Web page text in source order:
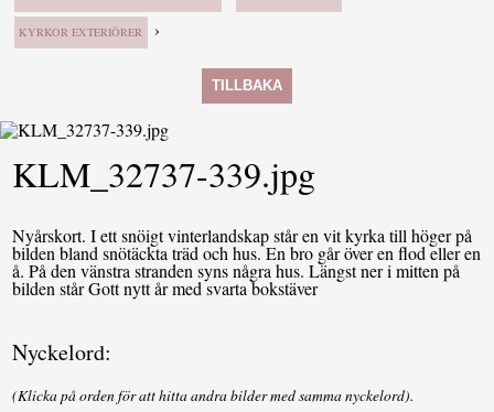
KYRKOR EXTERIÖRER ›
TILLBAKA
KLM_32737-339.jpg
Nyårskort. I ett snöigt vinterlandskap står en vit kyrka till höger på
bilden bland snötäckta träd och hus. En bro går över en flod eller en
å. På den vänstra stranden syns några hus. Längst ner i mitten på
bilden står Gott nytt år med svarta bokstäver
Nyckelord:
(Klicka på orden för att hitta andra bilder med samma nyckelord).